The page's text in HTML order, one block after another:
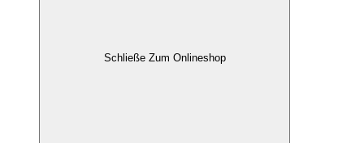
Schließe Zum Onlineshop